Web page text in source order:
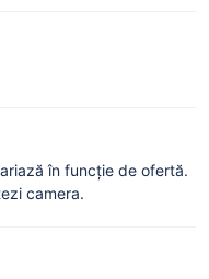
în funcție de ofertă.
camera.